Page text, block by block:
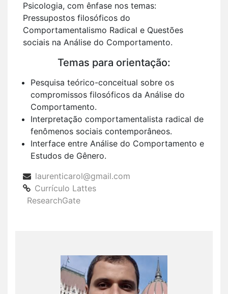
Psicologia, com ênfase nos temas:
Pressupostos filosóficos do
Comportamentalismo Radical e Questões
sociais na Análise do Comportamento.
Temas para orientação:
Pesquisa teórico-conceitual sobre os
compromissos filosóficos da Análise do
Comportamento.
Interpretação comportamentalista radical de
fenômenos sociais contemporâneos.
Interface entre Análise do Comportamento e
Estudos de Gênero.
laurenticarol@gmail.com
Currículo Lattes
ResearchGate